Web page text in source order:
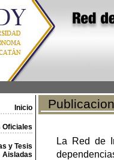
Inicio
Oficiales
y Tesis
Aisladas
La Red de